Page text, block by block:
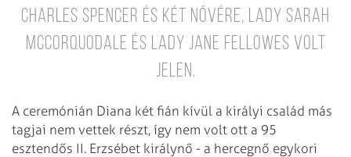
Charles Spencer és két nővére, Lady Sarah
McCorquodale és Lady Jane Fellowes volt
jelen.
A ceremónián Diana két fián kívül a királyi család más
tagjai nem vettek részt, így nem volt ott a 95
esztendős II. Erzsébet királynő - a hercegnő egykori